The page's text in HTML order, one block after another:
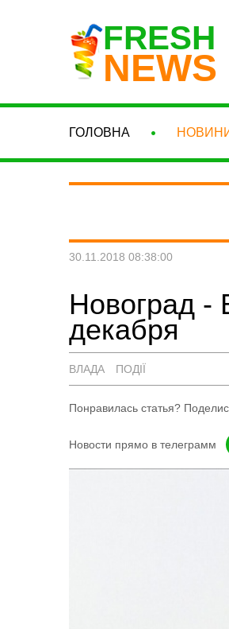
FRESH
NEWS
ГОЛОВНА
30.11.2018 08:38:00
Новоград -
декабря
ВЛАДА ПОДІЇ
Понравилась статья?
Новости прямо в телеграмм